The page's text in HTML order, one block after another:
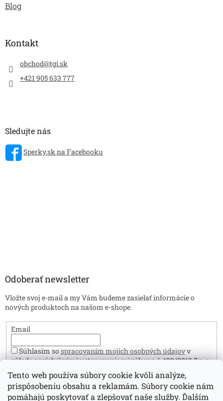
Tento web používa súbory cookie kvôli analýze,
prispôsobeniu obsahu a reklamám. Súbory cookie nám
pomáhajú poskytovať a zlepšovať naše služby. Ďalším
Blog
Kontakt
obchod@tgi.sk
+421 905 633 777
Sledujte nás
Sperky.sk na Facebooku
Odoberať newsletter
Vložte svoj e-mail a my Vám budeme zasielať informácie o
nových produktoch na našom e-shope.
Email
Súhlasím sospracovaním mojich osobných údajovv
súlade s príslušnými ustanoveniami zákona č. 122/2013 Z.z. o
ochrane osobných údajov. Zároveň prehlasujem, že mám viac
ako 16 rokov.
Prihlásiť sa